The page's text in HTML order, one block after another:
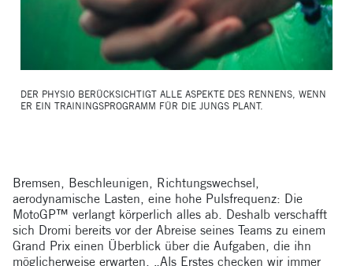
DER PHYSIO BERÜCKSICHTIGT ALLE ASPEKTE DES RENNENS, WENN
ER EIN TRAININGSPROGRAMM FÜR DIE JUNGS PLANT.
Bremsen, Beschleunigen, Richtungswechsel,
aerodynamische Lasten, eine hohe Pulsfrequenz: Die
MotoGP™ verlangt körperlich alles ab. Deshalb verschafft
sich Dromi bereits vor der Abreise seines Teams zu einem
Grand Prix einen Überblick über die Aufgaben, die ihn
möglicherweise erwarten. „Als Erstes checken wir immer